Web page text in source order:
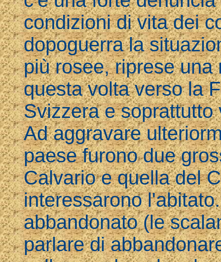
condizioni di vita dei
dopoguerra la
più rosee, riprese
questa volta verso la
Svizzera e
Ad aggravare
paese furono due
Calvario e quella del
interessarono
abbandonato (le
parlare di